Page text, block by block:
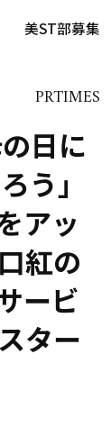
美ST部募集
PRTIMES
日に
う」
アッ
紅の
ービ
ター